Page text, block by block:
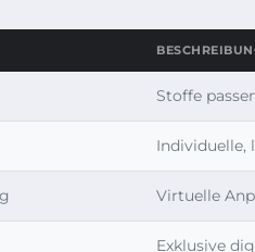
Stoffe
Individuelle,
Virtuelle
Exklusive